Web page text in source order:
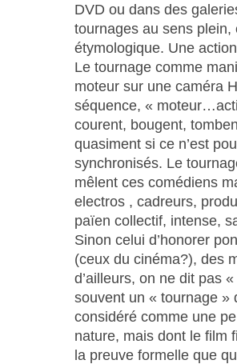
DVD ou dans des
tournages au sens
étymologique. Une
Le tournage comme
moteur sur une caméra
séquence, «
courent, bougent,
quasiment si ce n’est
synchronisés. Le
mêlent ces comédiens
electros , cadreurs,
païen collectif, intense,
Sinon celui d’honorer
(ceux du cinéma?), des
d’ailleurs, on ne dit pas
souvent un « tournage »
considéré comme une
nature, mais dont le film
la preuve formelle que